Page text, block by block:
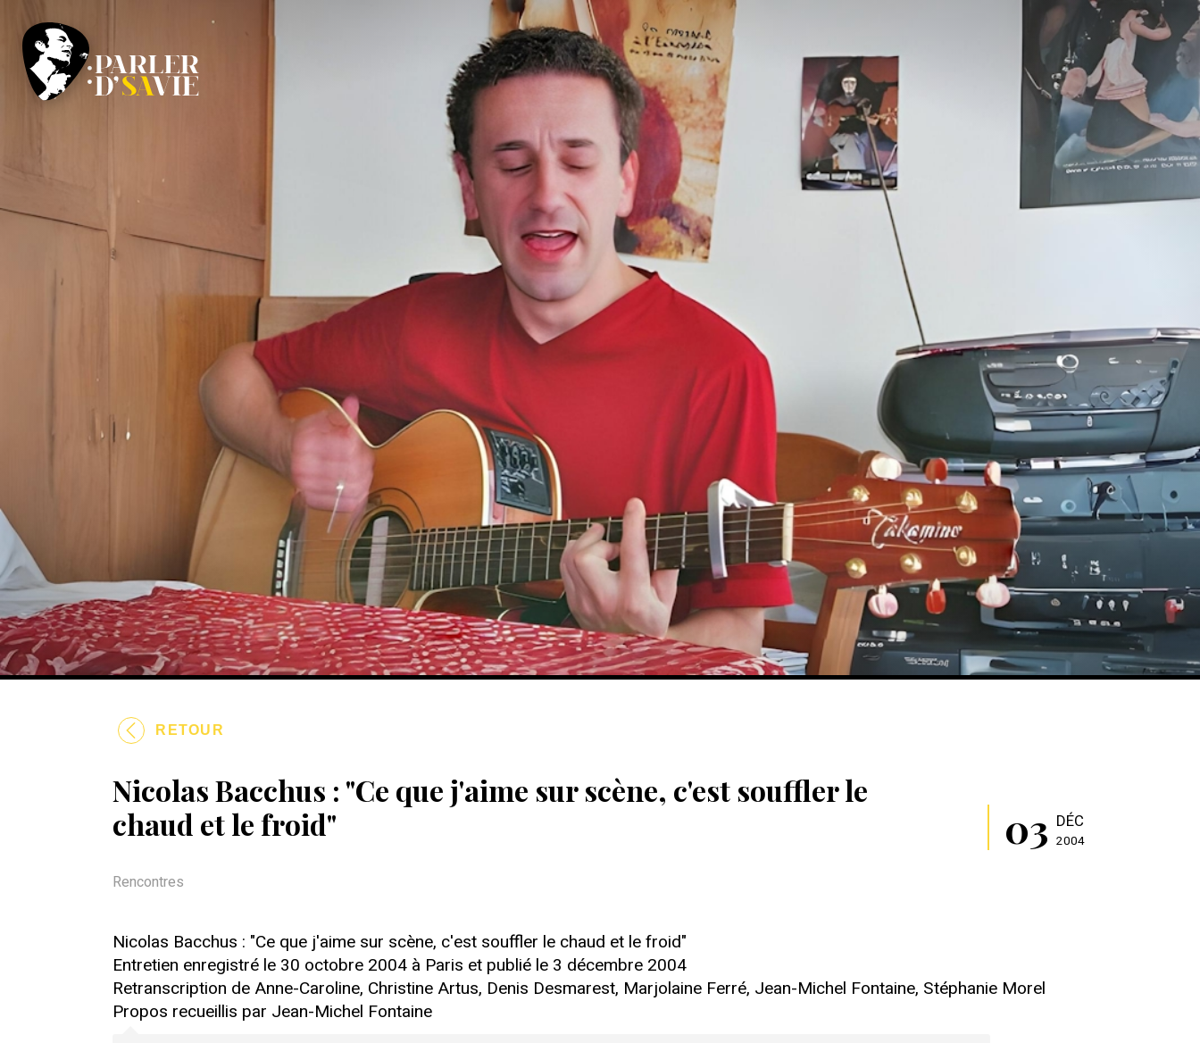
RETOUR
Nicolas Bacchus : "Ce que j'aime sur scène, c'est souffler le
chaud et le froid"
03 DÉC
2004
Rencontres
Nicolas Bacchus : "Ce que j'aime sur scène, c'est souffler le chaud et le froid"
Entretien enregistré le 30 octobre 2004 à Paris et publié le 3 décembre 2004
Retranscription de Anne-Caroline, Christine Artus, Denis Desmarest, Marjolaine Ferré, Jean-Michel Fontaine, Stéphanie Morel
Propos recueillis par Jean-Michel Fontaine